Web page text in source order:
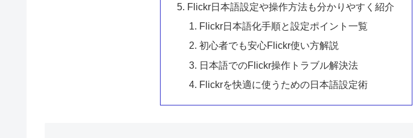
Flickr日本語設定や操作方法も分かりやすく紹介
Flickr日本語化手順と設定ポイント一覧
初心者でも安心Flickr使い方解説
日本語でのFlickr操作トラブル解決法
Flickrを快適に使うための日本語設定術